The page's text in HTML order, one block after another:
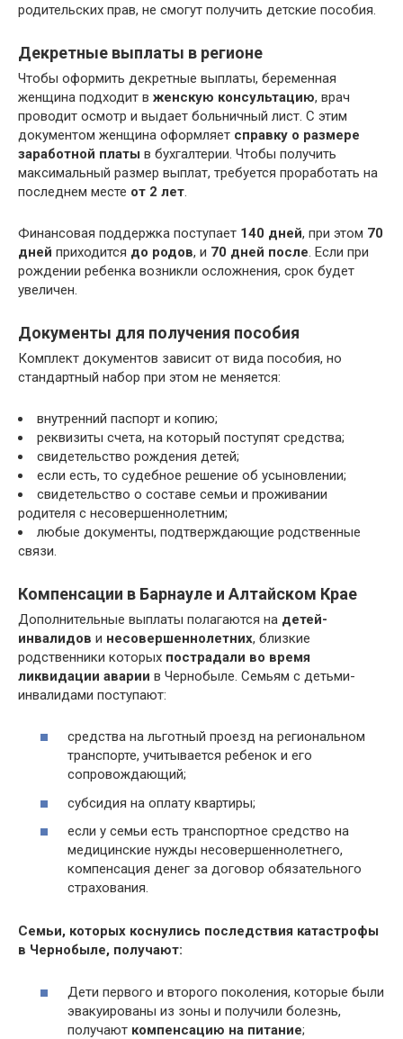
родительских прав, не смогут получить детские пособия.
Декретные выплаты в регионе
Чтобы оформить декретные выплаты, беременная
женщина подходит в женскую консультацию, врач
проводит осмотр и выдает больничный лист. С этим
документом женщина оформляет справку о размере
заработной платы в бухгалтерии. Чтобы получить
максимальный размер выплат, требуется проработать на
последнем месте от 2 лет.
Финансовая поддержка поступает 140 дней, при этом 70
дней приходится до родов, и 70 дней после. Если при
рождении ребенка возникли осложнения, срок будет
увеличен.
Документы для получения пособия
Комплект документов зависит от вида пособия, но
стандартный набор при этом не меняется:
внутренний паспорт и копию;
реквизиты счета, на который поступят средства;
свидетельство рождения детей;
если есть, то судебное решение об усыновлении;
свидетельство о составе семьи и проживании
родителя с несовершеннолетним;
любые документы, подтверждающие родственные
связи.
Компенсации в Барнауле и Алтайском Крае
Дополнительные выплаты полагаются на детей-
инвалидов и несовершеннолетних, близкие
родственники которых пострадали во время
ликвидации аварии в Чернобыле. Семьям с детьми-
инвалидами поступают:
средства на льготный проезд на региональном
транспорте, учитывается ребенок и его
сопровождающий;
субсидия на оплату квартиры;
если у семьи есть транспортное средство на
медицинские нужды несовершеннолетнего,
компенсация денег за договор обязательного
страхования.
Семьи, которых коснулись последствия катастрофы
в Чернобыле, получают:
Дети первого и второго поколения, которые были
эвакуированы из зоны и получили болезнь,
получают компенсацию на питание;